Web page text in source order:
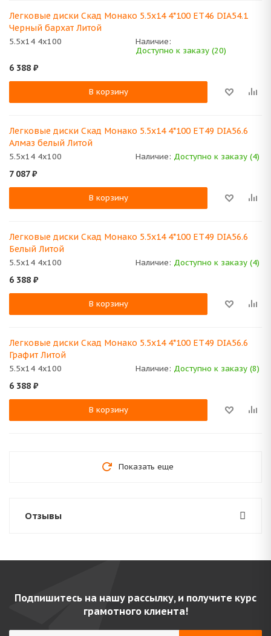
Легковые диски Скад Монако 5.5x14 4*100 ET46 DIA54.1
Черный бархат Литой
5.5x14 4x100
Наличие:
Доступно к заказу (20)
6 388 ₽
В корзину
Легковые диски Скад Монако 5.5x14 4*100 ET49 DIA56.6
Алмаз белый Литой
5.5x14 4x100 Наличие: Доступно к заказу (4)
7 087₽
В корзину
Легковые диски Скад Монако 5.5x14 4*100 ET49 DIA56.6
Белый Литой
5.5x14 4x100 Наличие: Доступно к заказу (4)
6 388 ₽
В корзину
Легковые диски Скад Монако 5.5x14 4*100 ET49 DIA56.6
Графит Литой
5.5x14 4x100 Наличие: Доступно к заказу (8)
6 388 ₽
В корзину
Показать еще
Отзывы
Подпишитесь на нашу рассылку, и получите курс
грамотного клиента!